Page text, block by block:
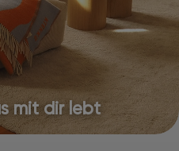
mit dir lebt